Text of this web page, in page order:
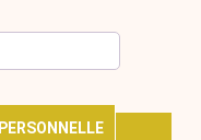
PERSONNELLE